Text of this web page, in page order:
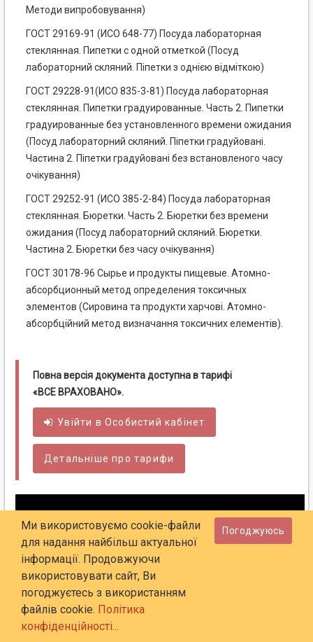
Методи випробовування)
ГОСТ 29169-91 (ИСО 648-77) Посуда лабораторная
стеклянная. Пипетки с одной отметкой (Посуд
лабораторний скляний. Піпетки з однією відміткою)
ГОСТ 29228-91(ИСО 835-3-81) Посуда лабораторная
стеклянная. Пипетки градуированные. Часть 2. Пипетки
градуированные без установленного времени ожидания
(Посуд лабораторний скляний. Піпетки градуйовані.
Частина 2. Піпетки градуйовані без встановленого часу
очікування)
ГОСТ 29252-91 (ИСО 385-2-84) Посуда лабораторная
стеклянная. Бюретки. Часть 2. Бюретки без времени
ожидания (Посуд лабораторний скляний. Бюретки.
Частина 2. Бюретки без часу очікування)
ГОСТ 30178-96 Сырье и продукты пищевые. Атомно-
абсорбционный метод определения токсичных
элементов (Сировина та продукти харчові. Атомно-
абсорбційний метод визначання токсичних елементів).
Повна версія документа доступна в тарифі
«ВСЕ ВРАХОВАНО».
Увійти вОсобистий кабінет
Детальніше про тарифи
Ми використовуємо cookie-файли
для надання найбільш актуальної
інформації. Продовжуючи
використовувати сайт, Ви
погоджуєтесь з використанням
файлів cookie. Політика
конфіденційності...
Погоджуюсь